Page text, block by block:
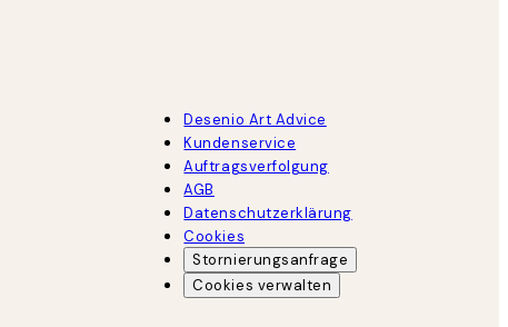
Desenio Art Advice
Kundenservice
Auftragsverfolgung
AGB
Datenschutzerklärung
Cookies
Stornierungsanfrage
Cookies verwalten